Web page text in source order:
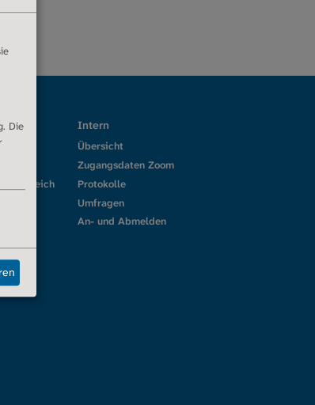
Intern
Übersicht
Zugangsdaten Zoom
Protokolle
Umfragen
An- und Abmelden
Die